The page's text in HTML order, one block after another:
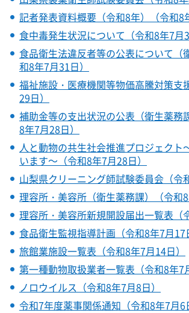
記者発表資料概要（令和8年）（令和8
食中毒発生状況について（令和8年7月
食品衛生法違反者等の公表について（
和8年7月31日）
福祉施設・医療機関等物価高騰対策支
29日）
補助金等の支出状況の公表（衛生薬務
8年7月28日）
人と動物の共生社会推進プロジェクト
います～（令和8年7月28日）
山梨県クリーニング師試験委員会（令
理容所・美容所（衛生薬務課）（令和8
理容所・美容所新規開設届出一覧表（
食品衛生監視指導計画（令和8年7月17
旅館業施設一覧表（令和8年7月14日）
第一種動物取扱業者一覧表（令和8年7
ノロウイルス（令和8年7月8日）
令和7年度薬事関係通知（令和8年7月6